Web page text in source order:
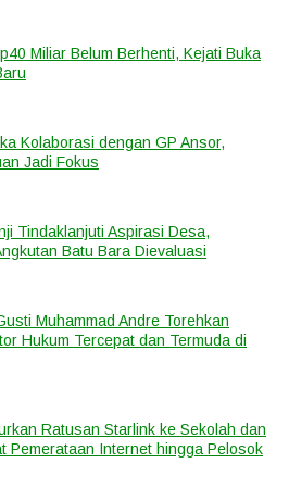
Miliar Belum Berhenti, Kejati Buka
Kolaborasi dengan GP Ansor,
Jadi Fokus
Tindaklanjuti Aspirasi Desa,
Batu Bara Dievaluasi
Muhammad Andre Torehkan
Hukum Tercepat dan Termuda di
Ratusan Starlink ke Sekolah dan
Pemerataan Internet hingga Pelosok